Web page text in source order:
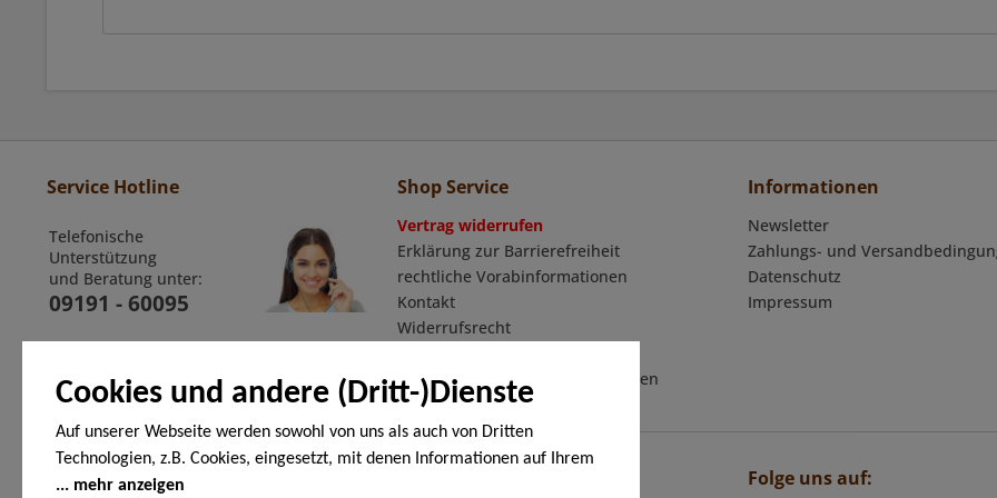
Cookies und andere (Dritt-)Dienste
Auf unserer Webseite werden sowohl von uns als auch von Dritten
Technologien, z.B. Cookies, eingesetzt, mit denen Informationen auf Ihrem
Endgerät gespeichert und/oder von Ihrem Endgerät abgerufen werden. Bei
mehr anzeigen
Service Hotline
Telefonische
Unterstützung
und Beratung unter:
09191 - 60095
Shop Service
Vertrag widerrufen
Erklärung zur Barrierefreiheit
rechtliche Vorabinformationen
Kontakt
Widerrufsrecht
Allgemeine Geschäftsbedingungen
Informationen
Newsletter
Zahlungs- und
Datenschutz
Impressum
Zahlungsarten Folge uns auf: